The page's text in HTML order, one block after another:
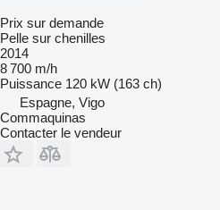
Prix sur demande
Pelle sur chenilles
2014
8 700 m/h
Puissance 120 kW (163 ch)
Espagne, Vigo
Commaquinas
Contacter le vendeur